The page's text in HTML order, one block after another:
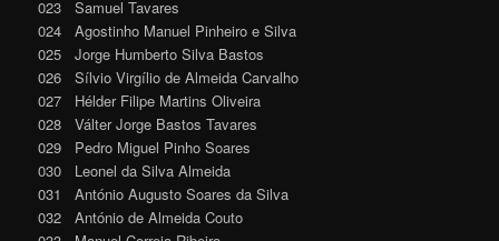
023 Samuel Tavares
024 Agostinho Manuel Pinheiro e Silva
025 Jorge Humberto Silva Bastos
026 Sílvio Virgílio de Almeida Carvalho
027 Hélder Filipe Martins Oliveira
028 Válter Jorge Bastos Tavares
029 Pedro Miguel Pinho Soares
030 Leonel da Silva Almeida
031 António Augusto Soares da Silva
032 António de Almeida Couto